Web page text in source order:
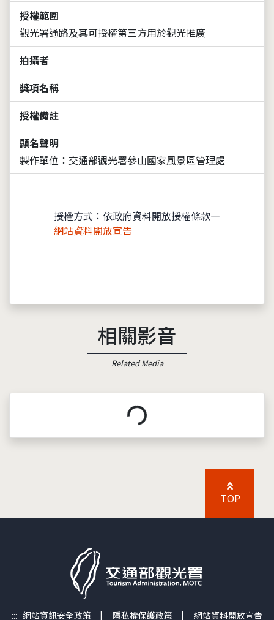
授權範圍
觀光署通路及其可授權第三方用於觀光推廣
拍攝者
獎項名稱
授權備註
顯名聲明
製作單位：交通部觀光署參山國家風景區管理處
授權方式：依政府資料開放授權條款—
網站資料開放宣告
相關影音
Related Media
載入中...
TOP
::: 網站資訊安全政策 | 隱私權保護政策 | 網站資料開放宣告